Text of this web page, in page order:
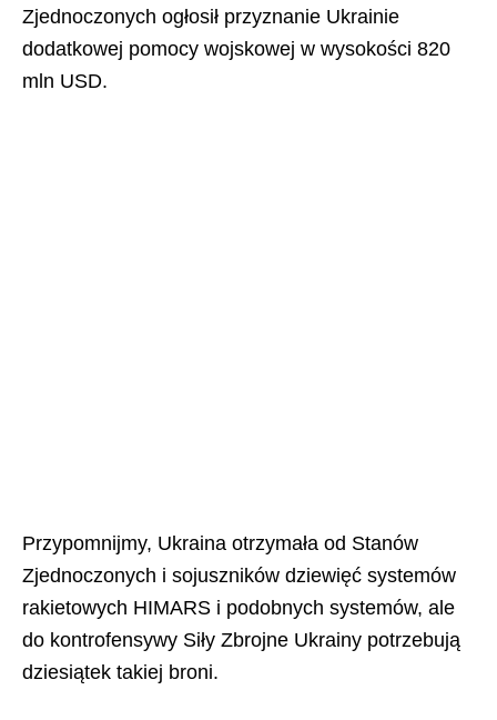
Zjednoczonych ogłosił przyznanie Ukrainie
dodatkowej pomocy wojskowej w wysokości 820
mln USD.
Przypomnijmy, Ukraina otrzymała od Stanów
Zjednoczonych i sojuszników dziewięć systemów
rakietowych HIMARS i podobnych systemów, ale
do kontrofensywy Siły Zbrojne Ukrainy potrzebują
dziesiątek takiej broni.